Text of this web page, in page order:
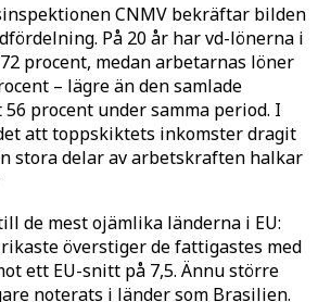
CNMV bekräftar bilden
På 20 år har vd-lönerna i
procent, medan arbetarnas löner
– lägre än den samlade
procent under samma period. I
att toppskiktets inkomster dragit
stora delar av arbetskraften halkar
de mest ojämlika länderna i EU:
överstiger de fattigastes med
ett EU-snitt på 7,5. Ännu större
noterats i länder som Brasilien.